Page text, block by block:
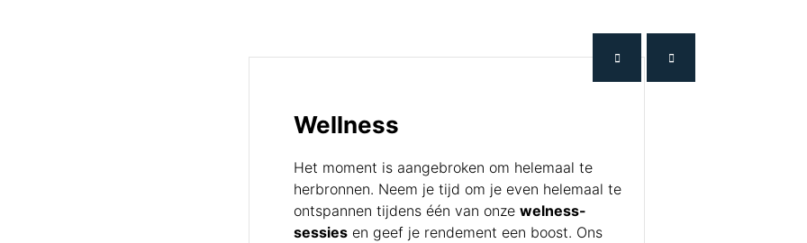
Wellness
Het moment is aangebroken om helemaal te
herbronnen. Neem je tijd om je even helemaal te
ontspannen tijdens één van onze welness-
sessies en geef je rendement een boost. Ons